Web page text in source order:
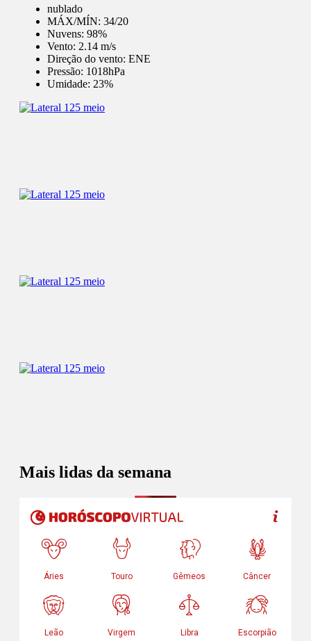
nublado
MÁX/MÍN: 34/20
Nuvens: 98%
Vento: 2.14 m/s
Direção do vento: ENE
Pressão: 1018hPa
Umidade: 23%
Mais lidas da semana